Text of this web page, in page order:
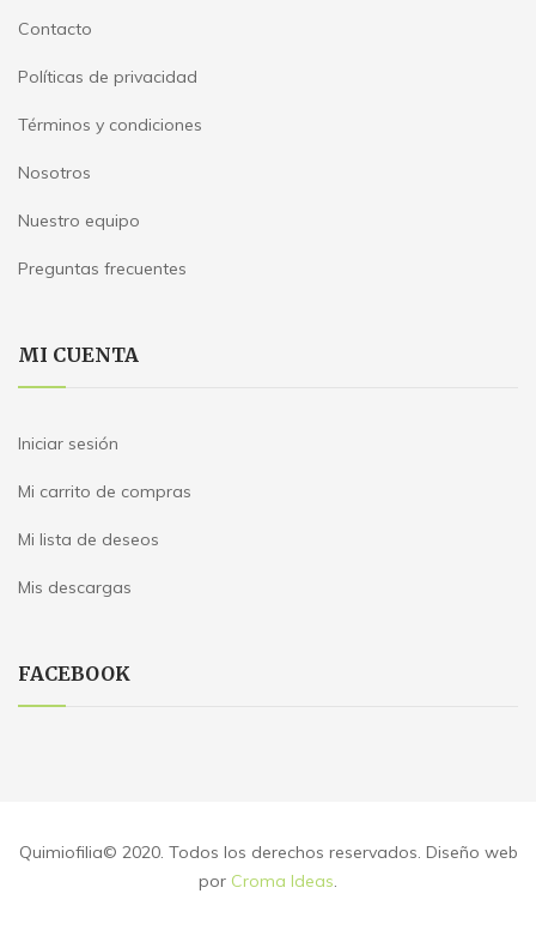
Contacto
Políticas de privacidad
Términos y condiciones
Nosotros
Nuestro equipo
Preguntas frecuentes
MI CUENTA
Iniciar sesión
Mi carrito de compras
Mi lista de deseos
Mis descargas
FACEBOOK
Quimiofilia© 2020. Todos los derechos reservados. Diseño web
por Croma Ideas.